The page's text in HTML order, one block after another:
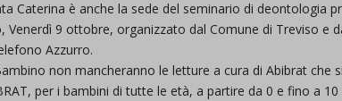
Caterina è anche la sede del seminario di deontologia
Venerdì 9 ottobre, organizzato dal Comune di Treviso e
Azzurro.
non mancheranno le letture a cura di Abibrat che
per i bambini di tutte le età, a partire da 0 e fino a